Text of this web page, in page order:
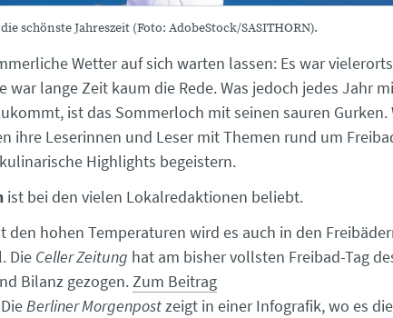
schönste Jahreszeit (Foto: AdobeStock/SASITHORN).
Wetter auf sich warten lassen: Es war
war lange Zeit kaum die Rede. Was jedoch jedes Jahr
ist das Sommerloch mit seinen sauren Gurken.
ihre Leserinnen und Leser mit Themen rund um
Highlights begeistern.
ist bei den vielen Lokalredaktionen beliebt.
den hohen Temperaturen wird es auch in den
Die Celler Zeitung hat am bisher vollsten Freibad-Tag
Bilanz gezogen.Zum Beitrag
Berliner Morgenpostzeigt in einer Infografik, wo es